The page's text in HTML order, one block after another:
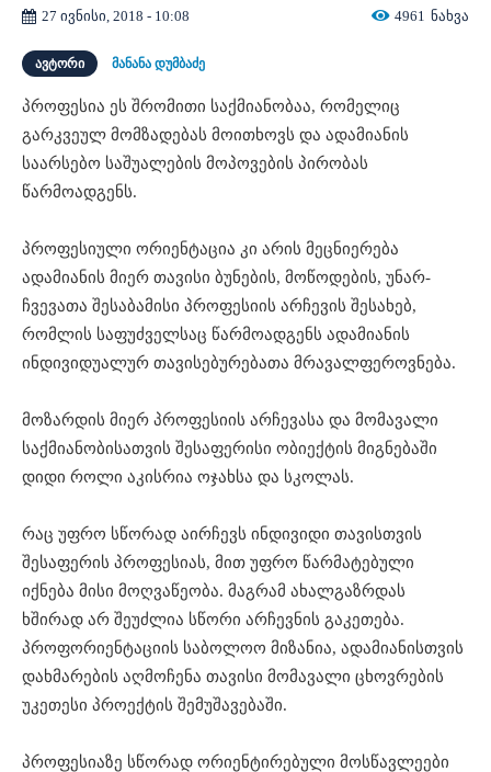
27 ივნისი, 2018 - 10:08 4961 ნახვა
ᲐᲕᲢᲝᲠᲘ მანანა დუმბაძე
პროფესია ეს შრომითი საქმიანობაა, რომელიც
გარკვეულ მომზადებას მოითხოვს და ადამიანის
საარსებო საშუალების მოპოვების პირობას
წარმოადგენს.
პროფესიული ორიენტაცია კი არის მეცნიერება
ადამიანის მიერ თავისი ბუნების, მოწოდების, უნარ-
ჩვევათა შესაბამისი პროფესიის არჩევის შესახებ,
რომლის საფუძველსაც წარმოადგენს ადამიანის
ინდივიდუალურ თავისებურებათა მრავალფეროვნება.
მოზარდის მიერ პროფესიის არჩევასა და მომავალი
საქმიანობისათვის შესაფერისი ობიექტის მიგნებაში
დიდი როლი აკისრია ოჯახსა და სკოლას.
რაც უფრო სწორად აირჩევს ინდივიდი თავისთვის
შესაფერის პროფესიას, მით უფრო წარმატებული
იქნება მისი მოღვაწეობა. მაგრამ ახალგაზრდას
ხშირად არ შეუძლია სწორი არჩევნის გაკეთება.
პროფორიენტაციის საბოლოო მიზანია, ადამიანისთვის
დახმარების აღმოჩენა თავისი მომავალი ცხოვრების
უკეთესი პროექტის შემუშავებაში.
პროფესიაზე სწორად ორიენტირებული მოსწავლეები